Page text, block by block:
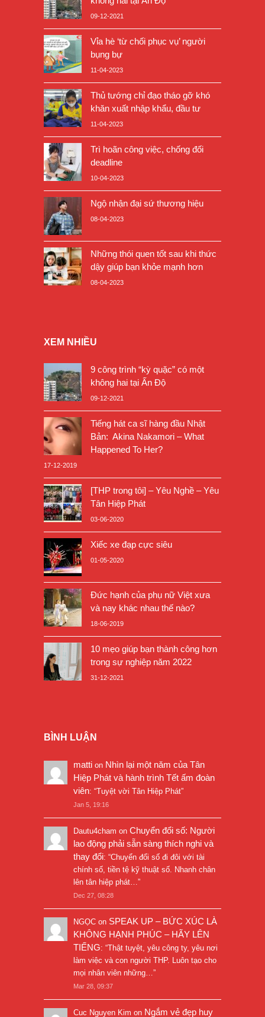
09-12-2021
Vỉa hè ‘từ chối phục vụ’ người
bụng bự
11-04-2023
Thủ tướng chỉ đạo tháo gỡ khó
khăn xuất nhập khẩu, đầu tư
11-04-2023
Trì hoãn công việc, chống đối
deadline
10-04-2023
Ngộ nhận đại sứ thương hiệu
08-04-2023
Những thói quen tốt sau khi thức
dậy giúp bạn khỏe mạnh hơn
08-04-2023
XEM NHIỀU
9 công trình “kỳ quặc” có một
không hai tại Ấn Độ
09-12-2021
Tiếng hát ca sĩ hàng đầu Nhật
Bản: Akina Nakamori – What
Happened To Her?
17-12-2019
[THP trong tôi] – Yêu Nghề – Yêu
Tân Hiệp Phát
03-06-2020
Xiếc xe đạp cực siêu
01-05-2020
Đức hạnh của phụ nữ Việt xưa
và nay khác nhau thế nào?
18-06-2019
10 mẹo giúp bạn thành công hơn
trong sự nghiệp năm 2022
31-12-2021
BÌNH LUẬN
matti on Nhìn lại một năm của Tân
Hiệp Phát và hành trình Tết ấm đoàn
viên: “Tuyệt vời Tân Hiệp Phát”
Jan 5, 19:16
Dautu4cham on Chuyển đổi số: Người
lao động phải sẵn sàng thích nghi và
thay đổi: “Chuyển đổi số đi đôi với tài
chính số, tiền tệ kỹ thuật số. Nhanh chân
lên tân hiệp phát… ”
Dec 27, 08:28
NGỌC on SPEAK UP – BỨC XÚC LÀ
KHÔNG HẠNH PHÚC – HÃY LÊN
TIẾNG: “Thật tuyệt, yêu công ty, yêu nơi
làm việc và con người THP. Luôn tạo cho
mọi nhân viên những… ”
Mar 28, 09:37
Cuc Nguyen Kim on Ngắm vẻ đẹp huy